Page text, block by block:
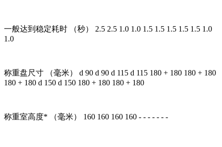
一般达到稳定耗时 （秒） 2.5 2.5 1.0 1.0 1.5 1.5 1.5 1.5 1.5 1.0
1.0
称重盘尺寸 （毫米） d 90 d 90 d 115 d 115 180 + 180 180 + 180
180 + 180 d 150 d 150 180 + 180 180 + 180
称重室高度* （毫米） 160 160 160 160 - - - - - - -